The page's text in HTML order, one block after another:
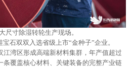
尺寸除湿转轮生产现场。
石双双入选省级上市“金种子”企业。
江湾区形成高端新材料集群，年产值超过
条覆盖核心材料、关键装备的完整产业链